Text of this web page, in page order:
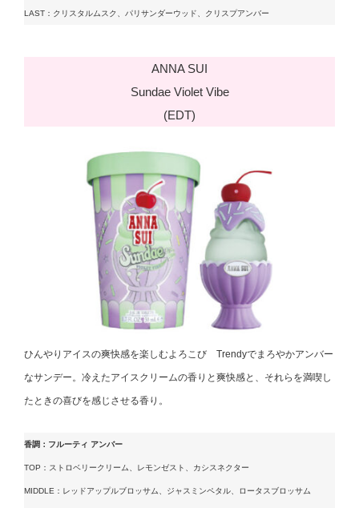
LAST：クリスタルムスク、パリサンダーウッド、クリスプアンバー
ANNA SUI
Sundae Violet Vibe
(EDT)
ひんやりアイスの爽快感を楽しむよろこび Trendyでまろやかアンバー
なサンデー。冷えたアイスクリームの香りと爽快感と、それらを満喫し
たときの喜びを感じさせる香り。
香調：フルーティ アンバー
TOP：ストロベリークリーム、レモンゼスト、カシスネクター
MIDDLE：レッドアップルブロッサム、ジャスミンペタル、ロータスブロッサム